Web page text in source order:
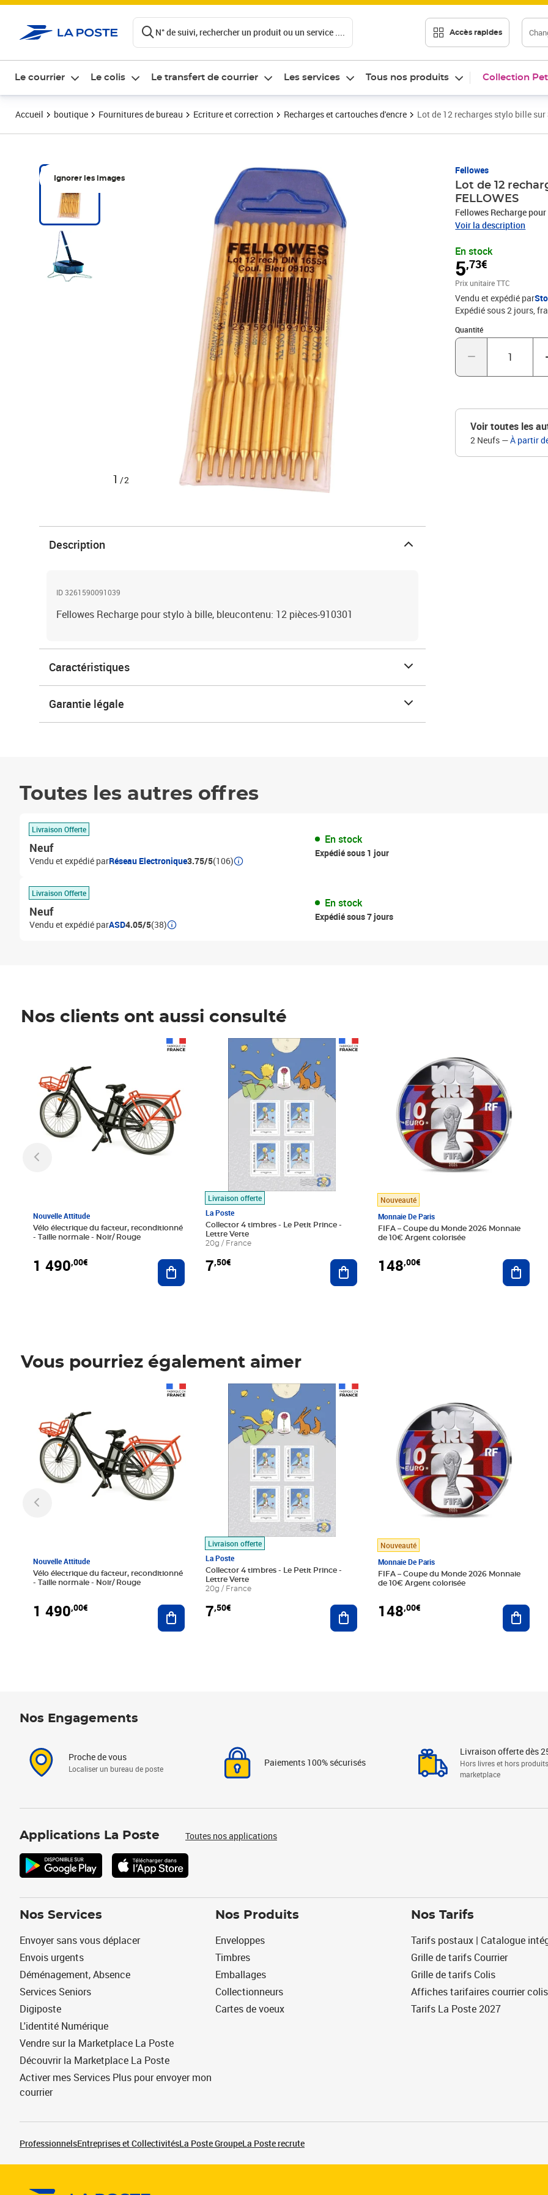
N° de suivi, rechercher un produit ou un service .... Accès rapides
Le courrier Le colis Le transfert de courrier Les services Tous nos produits Collection
Accueil boutique Fournitures de bureau Ecriture et correction Recharges et cartouches d'encre Lot de 12 recharges stylo bille sur
Ignorer les images
1 /2
Fellowes
Lot de 12
FELLOWES
Fellowes Recharge
Voir la description
En stock
5,73€
Prix 5,73€
Prix unitaire TTC
Vendu et expédié par
Expédié sous 2 jours,
Quantité
Quantité : 1
Voir toutes les
2 Neufs —À partir
Description
ID 3261590091039
Fellowes Recharge pour stylo à bille, bleucontenu: 12 pièces-910301
Caractéristiques
Garantie légale
Toutes les autres offres
Livraison Offerte
Neuf
Vendu et expédié parRéseau Electronique3.75/5(106)
En stock
Expédié sous 1 jour
Livraison Offerte
Neuf
Vendu et expédié parASD4.05/5(38)
En stock
Expédié sous 7 jours
Nos clients ont aussi consulté
Nouvelle Attitude
Vélo électrique du facteur, reconditionné
- Taille normale - Noir/ Rouge
1 490,00€ Ajouter au panier
Livraison offerte
La Poste
Collector 4 timbres - Le Petit Prince -
Lettre Verte
20g / France
7,50€
Prix 7,50€
Ajouter au panier
Nouveauté
Monnaie De Paris
FIFA – Coupe du Monde 2026 Monnaie
de 10€ Argent colorisée
148,00€
Vous pourriez également aimer
Nouvelle Attitude
Vélo électrique du facteur, reconditionné
- Taille normale - Noir/ Rouge
1 490,00€ Ajouter au panier
Livraison offerte
La Poste
Collector 4 timbres - Le Petit Prince -
Lettre Verte
20g / France
7,50€
Prix 7,50€
Ajouter au panier
Nouveauté
Monnaie De Paris
FIFA – Coupe du Monde 2026 Monnaie
de 10€ Argent colorisée
148,00€
Nos Engagements
Proche de vous
Localiser un bureau de poste
Paiements 100% sécurisés
Livraison offerte dès
Hors livres et hors produits
marketplace
Applications La Poste Toutes nos applications
Nos Services
Envoyer sans vous déplacer
Envois urgents
Déménagement, Absence
Services Seniors
Digiposte
L'identité Numérique
Vendre sur la Marketplace La Poste
Découvrir la Marketplace La Poste
Activer mes Services Plus pour envoyer mon
courrier
Nos Produits
Enveloppes
Timbres
Emballages
Collectionneurs
Cartes de voeux
Nos Tarifs
Tarifs postaux | Catalogue
Grille de tarifs Courrier
Grille de tarifs Colis
Affiches tarifaires courrier colis
Tarifs La Poste 2027
ProfessionnelsEntreprises et CollectivitésLa Poste GroupeLa Poste recrute